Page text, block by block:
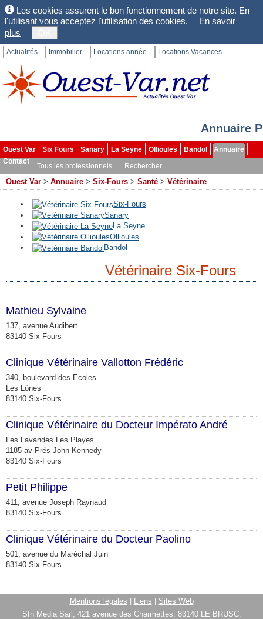
Les cookies assurent le bon fonctionnement de notre site. En
l'utilisant vous acceptez l'utilisation des cookies.
En savoir
plus
Actualités Immobilier Locations année Locations Vacances
Annuaire
Ouest Var Six Fours Sanary La Seyne Ollioules Bandol
Annuaire
Contact
Tous les professionnels Rechercher
Ouest Var > Annuaire > Six-Fours > Santé > Vétérinaire
Six-Fours
Sanary
La Seyne
Ollioules
Bandol
Vétérinaire Six-Fours
Mathieu Sylvaine
137, avenue Audibert
83140 Six-Fours
Clinique Vétérinaire Vallotton Frédéric
340, boulevard des Ecoles
Les Lônes
83140 Six-Fours
Clinique Vétérinaire du Docteur Impérato André
Les Lavandes Les Playes
1185 av Prés John Kennedy
83140 Six-Fours
Petit Philippe
411, avenue Joseph Raynaud
83140 Six-Fours
Clinique Vétérinaire du Docteur Paolino
501, avenue du Maréchal Juin
83140 Six-Fours
Mentions légales Liens
Sites Web
Sfn Media Sarl, 421 avenue des Charmettes, 83140 LE BRUSC.